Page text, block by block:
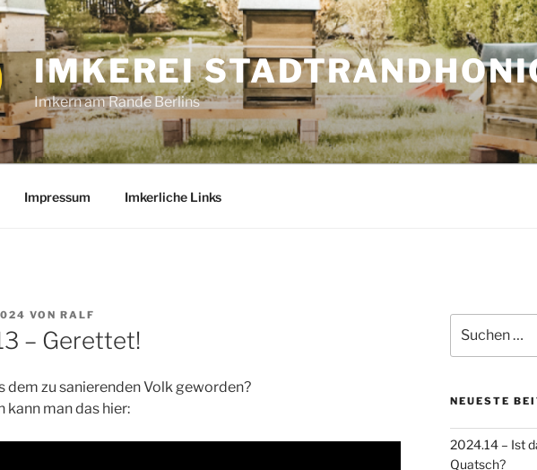
IMKEREI
Imkern am Rande Berlins
Impressum Imkerliche Links
VON RALF
– Gerettet!
dem zu sanierenden Volk geworden?
kann man das hier:
nach:
NEUESTE
2024.14 – Ist
Quatsch?